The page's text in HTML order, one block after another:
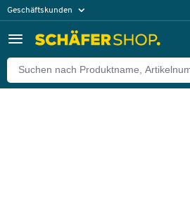
Geschäftskunden
Zurück